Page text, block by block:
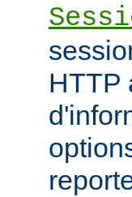
HTTP